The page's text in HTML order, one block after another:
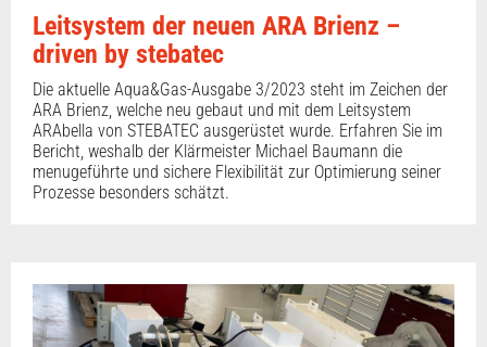
Leitsystem der neuen ARA Brienz –
driven by stebatec
Die aktuelle Aqua&Gas-Ausgabe 3/2023 steht im Zeichen der
ARA Brienz, welche neu gebaut und mit dem Leitsystem
ARAbella von STEBATEC ausgerüstet wurde. Erfahren Sie im
Bericht, weshalb der Klärmeister Michael Baumann die
menugeführte und sichere Flexibilität zur Optimierung seiner
Prozesse besonders schätzt.